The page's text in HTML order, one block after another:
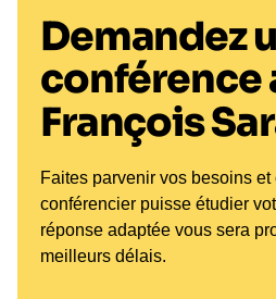
Demandez
conférence
François
Faites parvenir vos besoins
conférencier puisse étudier
réponse adaptée vous sera
meilleurs délais.